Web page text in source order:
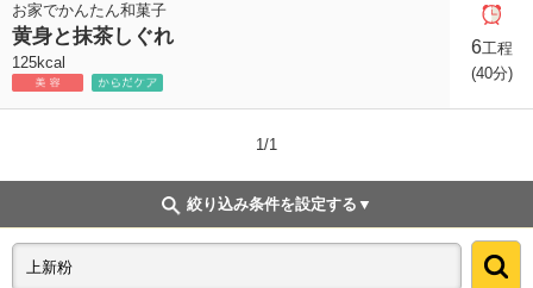
お家でかんたん和菓子
黄身と抹茶しぐれ
125kcal
6工程
(40分)
1/1
絞り込み条件を設定する